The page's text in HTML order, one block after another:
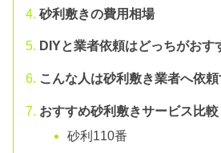
砂利敷きの費用相場
DIYと業者依頼はどっちがおす
こんな人は砂利敷き業者へ依
おすすめ砂利敷きサービス比較
砂利110番